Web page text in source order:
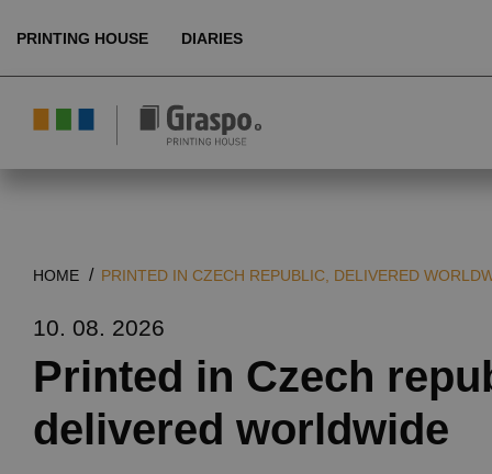
PRINTING HOUSE DIARIES
Ecology
Customer service
HOME PRINTED IN CZECH REPUBLIC, DELIVERED
10. 08. 2026
Printed in Czech
delivered worldwide